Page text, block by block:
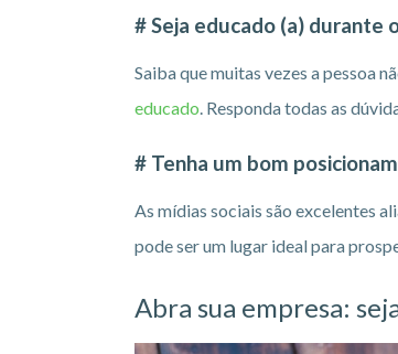
# Seja educado (a) durante
Saiba que muitas vezes a pessoa
educado. Responda todas as
# Tenha um bom
As mídias sociais são excelentes
pode ser um lugar ideal para
Abra sua empresa: